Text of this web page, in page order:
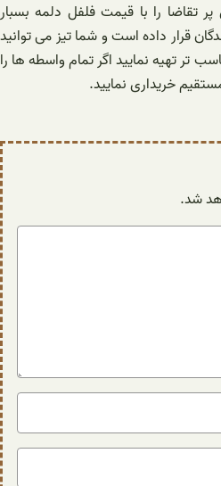
پر تقاضا را با قیمت فلفل دلمه بسبار
قرار داده است و شما تیز می توانید
تر تهیه نمایید اگر تمام واسطه ها را
خریداری نمایید.
شد.